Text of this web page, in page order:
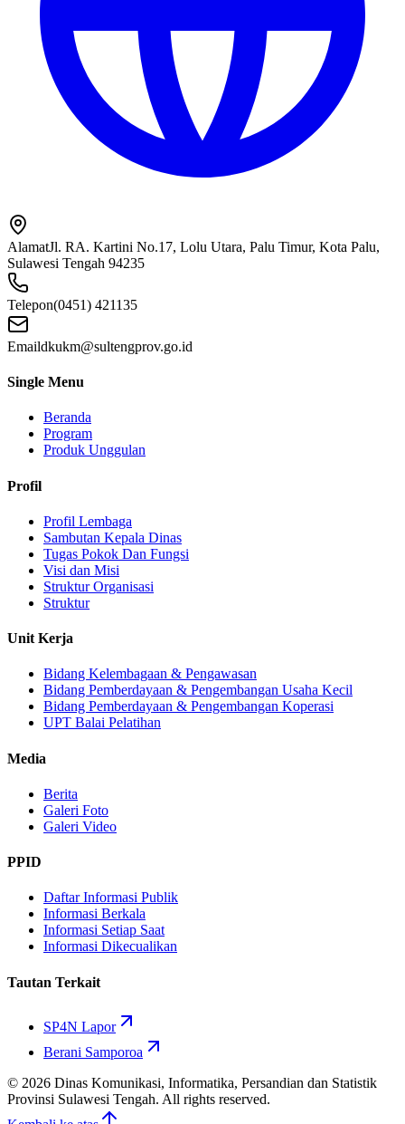
AlamatJl. RA. Kartini No.17, Lolu Utara, Palu Timur, Kota Palu,
Sulawesi Tengah 94235
Telepon(0451) 421135
Emaildkukm@sultengprov.go.id
Single Menu
Beranda
Program
Produk Unggulan
Profil
Profil Lembaga
Sambutan Kepala Dinas
Tugas Pokok Dan Fungsi
Visi dan Misi
Struktur Organisasi
Struktur
Unit Kerja
Bidang Kelembagaan & Pengawasan
Bidang Pemberdayaan & Pengembangan Usaha Kecil
Bidang Pemberdayaan & Pengembangan Koperasi
UPT Balai Pelatihan
Media
Berita
Galeri Foto
Galeri Video
PPID
Daftar Informasi Publik
Informasi Berkala
Informasi Setiap Saat
Informasi Dikecualikan
Tautan Terkait
SP4N Lapor
Berani Samporoa
© 2026 Dinas Komunikasi, Informatika, Persandian dan Statistik
Provinsi Sulawesi Tengah. All rights reserved.